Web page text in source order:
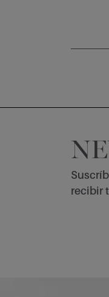
recibir